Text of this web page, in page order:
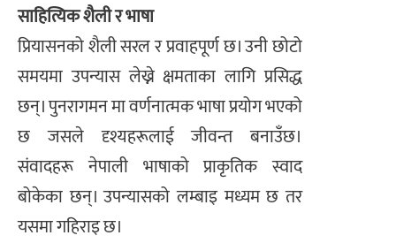
साहित्यिक शैली र भाषा
प्रियासनको शैली सरल र प्रवाहपूर्ण छ। उनी छोटो
समयमा उपन्यास लेख्ने क्षमताका लागि प्रसिद्ध
छन्। पुनरागमन मा वर्णनात्मक भाषा प्रयोग भएको
छ जसले दृश्यहरूलाई जीवन्त बनाउँछ।
संवादहरू नेपाली भाषाको प्राकृतिक स्वाद
बोकेका छन्। उपन्यासको लम्बाइ मध्यम छ तर
यसमा गहिराइ छ।